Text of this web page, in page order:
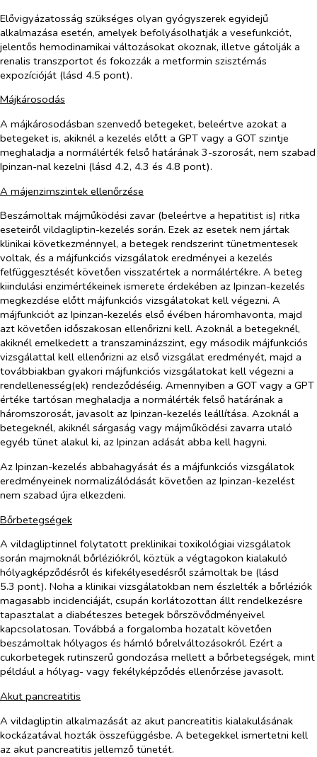
Elővigyázatosság szükséges olyan gyógyszerek egyidejű
alkalmazása esetén, amelyek befolyásolhatják a vesefunkciót,
jelentős hemodinamikai változásokat okoznak, illetve gátolják a
renalis transzportot és fokozzák a metformin szisztémás
expozícióját (lásd 4.5 pont).
Májkárosodás
A májkárosodásban szenvedő betegeket, beleértve azokat a
betegeket is, akiknél a kezelés előtt a GPT vagy a GOT szintje
meghaladja a normálérték felső határának 3-szorosát, nem szabad
Ipinzan-nal kezelni (lásd 4.2, 4.3 és 4.8 pont).
A májenzimszintek ellenőrzése
Beszámoltak májműködési zavar (beleértve a hepatitist is) ritka
eseteiről vildagliptin-kezelés során. Ezek az esetek nem jártak
klinikai következménnyel, a betegek rendszerint tünetmentesek
voltak, és a májfunkciós vizsgálatok eredményei a kezelés
felfüggesztését követően visszatértek a normálértékre. A beteg
kiindulási enzimértékeinek ismerete érdekében az Ipinzan-kezelés
megkezdése előtt májfunkciós vizsgálatokat kell végezni. A
májfunkciót az Ipinzan-kezelés első évében háromhavonta, majd
azt követően időszakosan ellenőrizni kell. Azoknál a betegeknél,
akiknél emelkedett a transzaminázszint, egy második májfunkciós
vizsgálattal kell ellenőrizni az első vizsgálat eredményét, majd a
továbbiakban gyakori májfunkciós vizsgálatokat kell végezni a
rendellenesség(ek) rendeződéséig. Amennyiben a GOT vagy a GPT
értéke tartósan meghaladja a normálérték felső határának a
háromszorosát, javasolt az Ipinzan-kezelés leállítása. Azoknál a
betegeknél, akiknél sárgaság vagy májműködési zavarra utaló
egyéb tünet alakul ki, az Ipinzan adását abba kell hagyni.
Az Ipinzan-kezelés abbahagyását és a májfunkciós vizsgálatok
eredményeinek normalizálódását követően az Ipinzan-kezelést
nem szabad újra elkezdeni.
Bőrbetegségek
A vildagliptinnel folytatott preklinikai toxikológiai vizsgálatok
során majmoknál bőrléziókról, köztük a végtagokon kialakuló
hólyagképződésről és kifekélyesedésről számoltak be (lásd
5.3 pont). Noha a klinikai vizsgálatokban nem észlelték a bőrléziók
magasabb incidenciáját, csupán korlátozottan állt rendelkezésre
tapasztalat a diabéteszes betegek bőrszövődményeivel
kapcsolatosan. Továbbá a forgalomba hozatalt követően
beszámoltak hólyagos és hámló bőrelváltozásokról. Ezért a
cukorbetegek rutinszerű gondozása mellett a bőrbetegségek, mint
például a hólyag- vagy fekélyképződés ellenőrzése javasolt.
Akut pancreatitis
A vildagliptin alkalmazását az akut pancreatitis kialakulásának
kockázatával hozták összefüggésbe. A betegekkel ismertetni kell
az akut pancreatitis jellemző tünetét.